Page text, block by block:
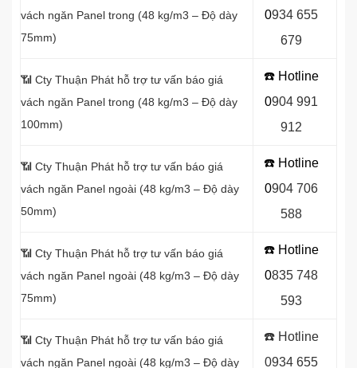
vách ngăn Panel trong (48 kg/m3 – Độ dày
75mm)
0934 655
679
📶 Cty Thuận Phát hỗ trợ tư vấn báo giá
vách ngăn Panel trong (48 kg/m3 – Độ dày
100mm)
☎️ Hotline
0904 991
912
📶 Cty Thuận Phát hỗ trợ tư vấn báo giá
vách ngăn Panel ngoài (48 kg/m3 – Độ dày
50mm)
☎️ Hotline
0904 706
588
📶 Cty Thuận Phát hỗ trợ tư vấn báo giá
vách ngăn Panel ngoài (48 kg/m3 – Độ dày
75mm)
☎️ Hotline
0835 748
593
📶 Cty Thuận Phát hỗ trợ tư vấn báo giá
vách ngăn Panel ngoài (48 kg/m3 – Độ dày
☎️ Hotline
0934 655